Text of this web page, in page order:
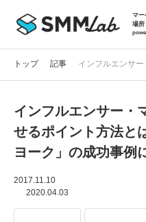
マー
場所
タグ
トップ 記事 インフルエンサ
インフルエンサー・
せるポイント方法と
ヨーク」の成功事例
2017.11.10
2020.04.03